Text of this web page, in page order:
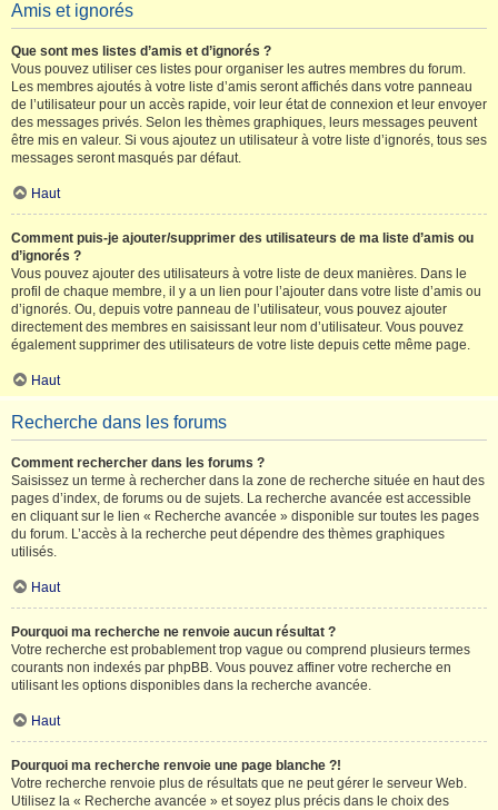
Amis et ignorés
Que sont mes listes d’amis et d’ignorés ?
Vous pouvez utiliser ces listes pour organiser les autres membres du forum.
Les membres ajoutés à votre liste d’amis seront affichés dans votre panneau
de l’utilisateur pour un accès rapide, voir leur état de connexion et leur envoyer
des messages privés. Selon les thèmes graphiques, leurs messages peuvent
être mis en valeur. Si vous ajoutez un utilisateur à votre liste d’ignorés, tous ses
messages seront masqués par défaut.
Haut
Comment puis-je ajouter/supprimer des utilisateurs de ma liste d’amis ou
d’ignorés ?
Vous pouvez ajouter des utilisateurs à votre liste de deux manières. Dans le
profil de chaque membre, il y a un lien pour l’ajouter dans votre liste d’amis ou
d’ignorés. Ou, depuis votre panneau de l’utilisateur, vous pouvez ajouter
directement des membres en saisissant leur nom d’utilisateur. Vous pouvez
également supprimer des utilisateurs de votre liste depuis cette même page.
Haut
Recherche dans les forums
Comment rechercher dans les forums ?
Saisissez un terme à rechercher dans la zone de recherche située en haut des
pages d’index, de forums ou de sujets. La recherche avancée est accessible
en cliquant sur le lien « Recherche avancée » disponible sur toutes les pages
du forum. L’accès à la recherche peut dépendre des thèmes graphiques
utilisés.
Haut
Pourquoi ma recherche ne renvoie aucun résultat ?
Votre recherche est probablement trop vague ou comprend plusieurs termes
courants non indexés par phpBB. Vous pouvez affiner votre recherche en
utilisant les options disponibles dans la recherche avancée.
Haut
Pourquoi ma recherche renvoie une page blanche ?!
Votre recherche renvoie plus de résultats que ne peut gérer le serveur Web.
Utilisez la « Recherche avancée » et soyez plus précis dans le choix des